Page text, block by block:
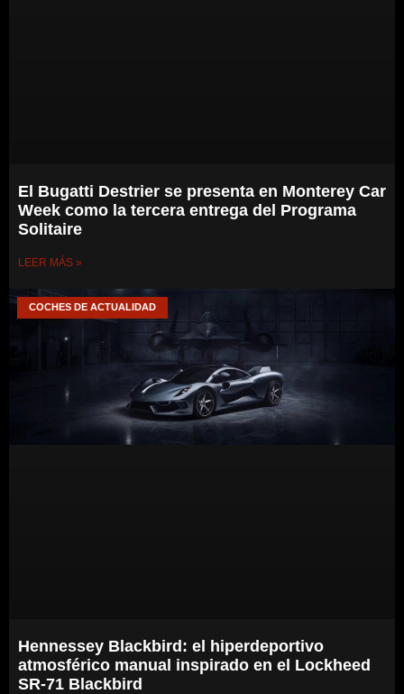
El Bugatti Destrier se presenta en Monterey Car
Week como la tercera entrega del Programa
Solitaire
LEER MÁS »
COCHES DE ACTUALIDAD
Hennessey Blackbird: el hiperdeportivo
atmosférico manual inspirado en el Lockheed
SR-71 Blackbird